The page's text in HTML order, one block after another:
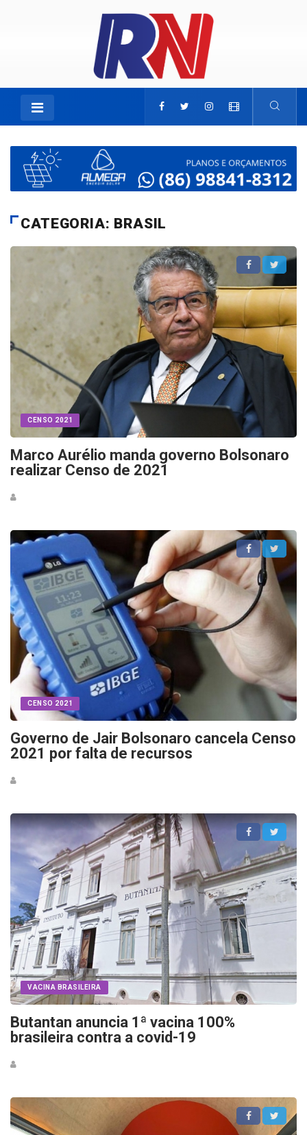
CATEGORIA: BRASIL
CENSO 2021
Marco Aurélio manda governo Bolsonaro
realizar Censo de 2021
CENSO 2021
Governo de Jair Bolsonaro cancela Censo
2021 por falta de recursos
VACINA BRASILEIRA
Butantan anuncia 1ª vacina 100%
brasileira contra a covid-19